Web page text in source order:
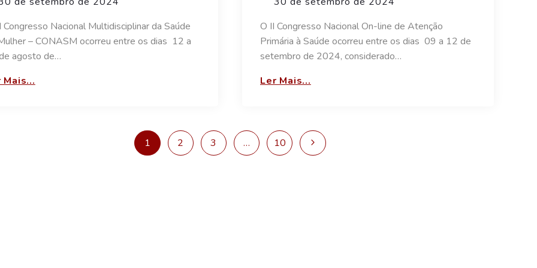
Nacional Multidisciplinar da Saúde
– CONASM ocorreu entre os dias 12 a
agosto de…
Mais...
O II Congresso Nacional On-line de Atenção
Primária à Saúde ocorreu entre os dias 09 a 12 de
setembro de 2024, considerado…
Ler Mais...
1 2 3 … 10